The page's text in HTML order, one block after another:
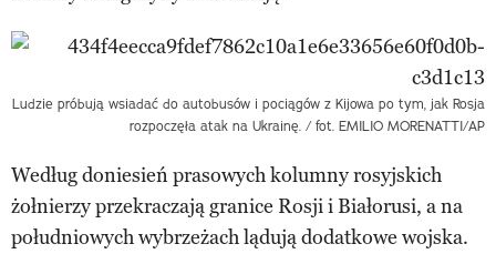
Ludzie próbują wsiadać do autobusów i pociągów z Kijowa po tym, jak Rosja
rozpoczęła atak na Ukrainę. / fot. EMILIO MORENATTI/AP
Według doniesień prasowych kolumny rosyjskich
żołnierzy przekraczają granice Rosji i Białorusi, a na
południowych wybrzeżach lądują dodatkowe wojska.